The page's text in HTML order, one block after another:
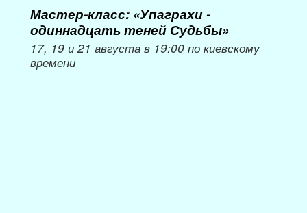
Мастер-класс: «Упаграхи -
одиннадцать теней Судьбы»
17, 19 и 21 августа в 19:00 по киевскому
времени